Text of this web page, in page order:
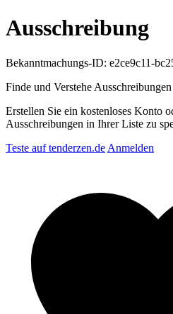
Ausschreibung
Bekanntmachungs-ID: e2ce9c11-
Finde und Verstehe Ausschreibungen
Erstellen Sie ein kostenloses Konto
Ausschreibungen in Ihrer Liste zu
Teste auf tenderzen.de Anmelden